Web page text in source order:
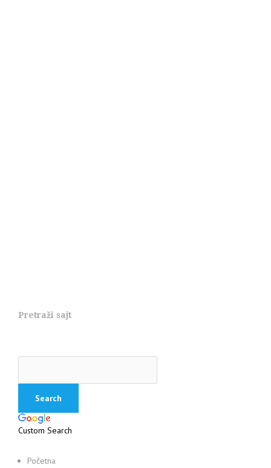
Pretraži sajt
Custom Search
Početna